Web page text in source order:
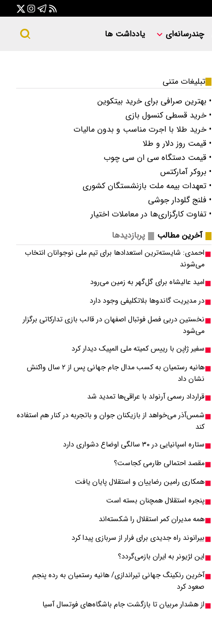
چندرسانه‌ای یادداشت ها
تبلیغات متنی
• بهترین صرافی برای خرید بیتکوین
• خرید قسطی کنسول بازی
• خرید طلا با اجرت مناسب و بدون مالیات
• قیمت روز دلار و طلا
• قیمت دستگاه سی ان سی چوب
• بروکر آمارکتس
• تعهدات بیمه ملت بازنشستگان کشوری
• فلنج گلودار جوشی
• تفاوت کارگزاری‌ها در معاملات اختیار
آخرین مطالب
پربازدیدها
احمدی: شایسته‌ترین استعدادها برای تیم ملی نوجوانان انتخاب
می‌شوند
امید عالیشاه برای گل‌گهر به زمین می‌رود
در مدیریت گاندوها بلاتکلیفی وجود دارد
نخستین دربی فصل فوتبال اصفهان در قالب بازی تدارکاتی برگزار
می‌شود
سفیر ژاپن با رییس کمیته ملی المپیک دیدار کرد
هانیه رستمیان به کسب مدال جام جهانی پس از ۲ سال واکنش
نشان داد
قرارداد رسمی آرنولد با عراقی‌ها تمدید شد
شمس‌آذر می‌خواهد از بازیکنان جوان و باتجربه در کنار هم استفاده
کند
ستاره اسپانیایی در ۳۰ سالگی اوضاع دشواری دارد
مقصد احتمالی طارمی کجاست؟
همکاری رامین رضاییان و استقلال پایان یافت
پنجره استقلال همچنان بسته است
همه مدیران کمر استقلال را شکسته‌اند
بیرانوند راه جدیدی برای فرار از سربازی پیدا کرد
این لژیونر به ایران بازمی‌گردد؟
آخرین رنکینگ جهانی تیراندازی/ هانیه رستمیان به رده پنجم
صعود کرد
از هشدار مربیان تا بازگشت جام باشگاه‌های فوتسال آسیا